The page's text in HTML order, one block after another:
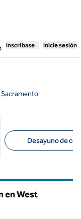
, abre una pestaña
Inscríbase Inicie sesión
Desayuno de
en West